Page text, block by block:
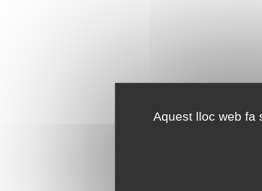
Aquest lloc web fa